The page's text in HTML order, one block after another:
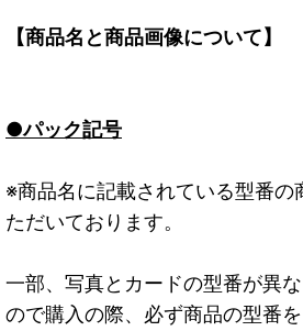
【商品名と商品画像について】
●パック記号
※商品名に記載されている型番の
ただいております。
一部、写真とカードの型番が異
ので購入の際、必ず商品の型番